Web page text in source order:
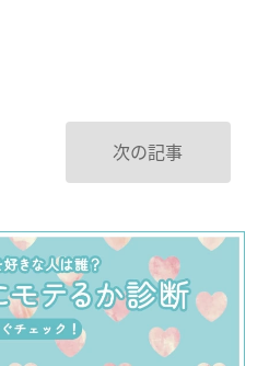
次の記事